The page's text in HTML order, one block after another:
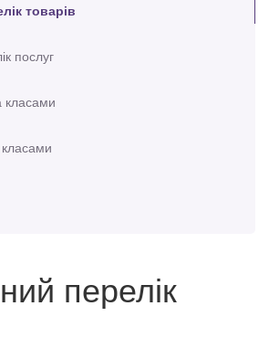
товарів
послуг
класами
класами
перелік